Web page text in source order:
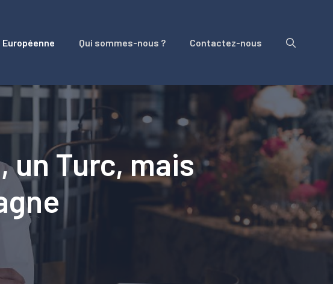
Européenne Qui sommes-nous ? Contactez-nous
un Turc, mais